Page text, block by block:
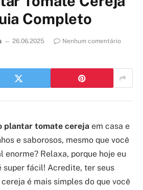
Completo
26.06.2025
Nenhum comentário
plantar tomate cereja em casa e
e saborosos, mesmo que você
enorme? Relaxa, porque hoje eu
super fácil! Acredite, ter seus
é mais simples do que você